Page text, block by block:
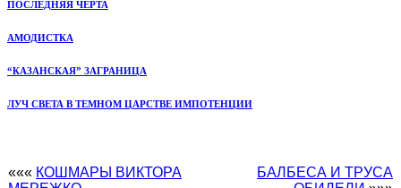
ПОСЛЕДНЯЯ ЧЕРТА
АМОДИСТКА
“КАЗАНСКАЯ” ЗАГРАНИЦА
ЛУЧ СВЕТА В ТЕМНОМ ЦАРСТВЕ ИМПОТЕНЦИИ
««« КОШМАРЫ ВИКТОРА
БАЛБЕСА И ТРУСА